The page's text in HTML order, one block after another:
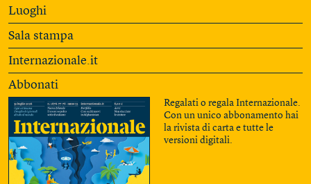
Luoghi
Sala stampa
Internazionale.it
Abbonati
Regalati o regala Internazionale.
Con un unico abbonamento hai
la rivista di carta e tutte le
versioni digitali.